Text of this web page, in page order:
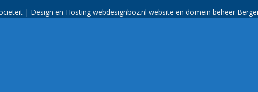
| Design en Hostingwebdesignboz.nlwebsite en domein beheer